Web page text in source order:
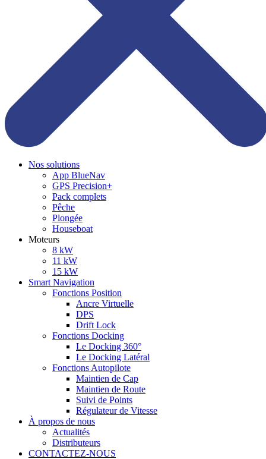
Nos solutions
App BlueNav
GPS Precision+
Pack complets
Pêche
Plongée
Houseboat
Moteurs
8 kW
11 kW
15 kW
Smart Navigation
Fonctions Position
Ancre Virtuelle
DPS
Drift Lock
Fonctions Docking
Le Docking 360°
Le Docking Latéral
Fonctions Autopilote
Maintien de Cap
Maintien de Route
Suivi de Points
Régulateur de Vitesse
À propos de nous
Actualités
Distributeurs
CONTACTEZ-NOUS